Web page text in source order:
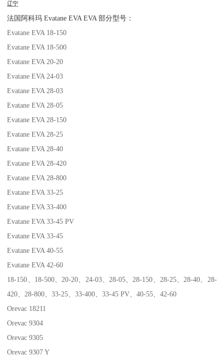
辽宁
法国阿科玛 Evatane EVA EVA部分型号：
Evatane EVA 18-150
Evatane EVA 18-500
Evatane EVA 20-20
Evatane EVA 24-03
Evatane EVA 28-03
Evatane EVA 28-05
Evatane EVA 28-150
Evatane EVA 28-25
Evatane EVA 28-40
Evatane EVA 28-420
Evatane EVA 28-800
Evatane EVA 33-25
Evatane EVA 33-400
Evatane EVA 33-45 PV
Evatane EVA 33-45
Evatane EVA 40-55
Evatane EVA 42-60
18-150、 18-500、20-20、 24-03、28-05、28-150、 28-25、28-40、 28-
420、28-800、33-25、33-400、33-45 PV、40-55、42-60
Orevac 18211
Orevac 9304
Orevac 9305
Orevac 9307 Y